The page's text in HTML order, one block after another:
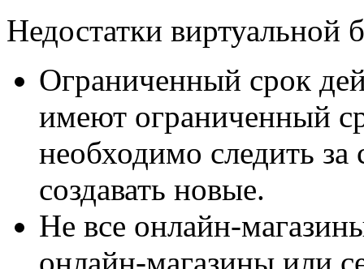
Недостатки виртуальной
Ограниченный срок
имеют ограниченный
необходимо следить
создавать новые.
Не все онлайн-